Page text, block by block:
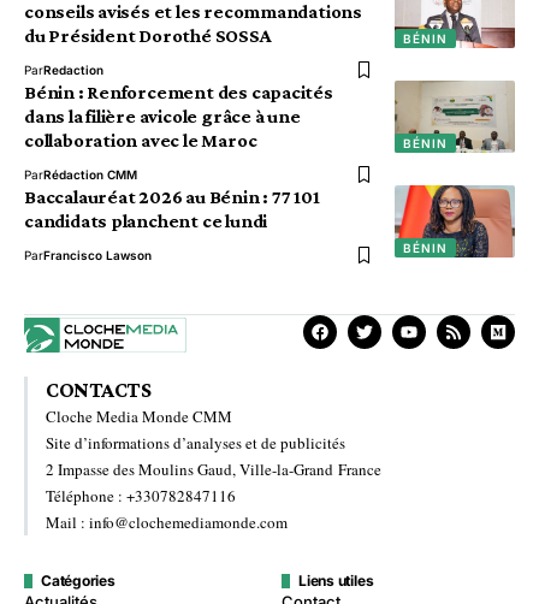
BÉNIN
conseils avisés et les recommandations
du Président Dorothé SOSSA
ParRedaction
BÉNIN
Bénin : Renforcement des capacités
dans la filière avicole grâce à une
collaboration avec le Maroc
ParRédaction CMM
BÉNIN
Baccalauréat 2026 au Bénin : 77 101
candidats planchent ce lundi
ParFrancisco Lawson
CONTACTS
Cloche Media Monde CMM
Site d’informations d’analyses et de publicités
2 Impasse des Moulins Gaud, Ville-la-Grand France
Téléphone : +330782847116
Mail : info@clochemediamonde.com
Catégories Liens utiles